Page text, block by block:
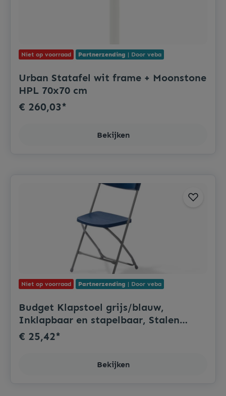
Niet op voorraad Partnerzending | Door veba
Urban Statafel wit frame + Moonstone
HPL 70x70 cm
€ 260,03*
Bekijken
Niet op voorraad Partnerzending | Door veba
Budget Klapstoel grijs/blauw,
Inklapbaar en stapelbaar, Stalen
frame, 43x49x80cm (LxBxH), 50150
€ 25,42*
Bekijken